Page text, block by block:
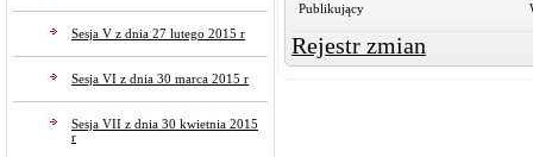
Sesja V z dnia 27 lutego 2015 r
Sesja VI z dnia 30 marca 2015 r
Sesja VII z dnia 30 kwietnia 2015
r
Publikujący
Rejestr zmian